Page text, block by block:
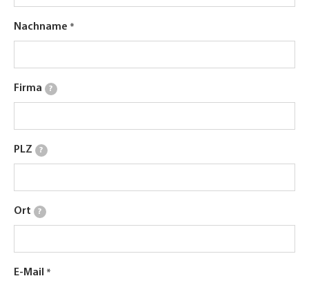
Nachname
Firma ?
PLZ ?
Ort ?
E-Mail